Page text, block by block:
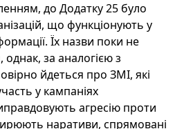
до Додатку 25 було
що функціонують у
Їх назви поки не
за аналогією з
йдеться про ЗМІ, які
у кампаніях
агресію проти
наративи, спрямовані